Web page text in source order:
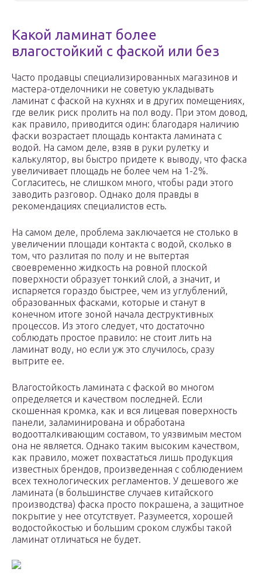
Какой ламинат более
влагостойкий с фаской или без
Часто продавцы специализированных магазинов и
мастера-отделочники не советую укладывать
ламинат с фаской на кухнях и в других помещениях,
где велик риск пролить на пол воду. При этом довод,
как правило, приводится один: благодаря наличию
фаски возрастает площадь контакта ламината с
водой. На самом деле, взяв в руки рулетку и
калькулятор, вы быстро придете к выводу, что фаска
увеличивает площадь не более чем на 1-2%.
Согласитесь, не слишком много, чтобы ради этого
заводить разговор. Однако доля правды в
рекомендациях специалистов есть.
На самом деле, проблема заключается не столько в
увеличении площади контакта с водой, сколько в
том, что разлитая по полу и не вытертая
своевременно жидкость на ровной плоской
поверхности образует тонкий слой, а значит, и
испаряется гораздо быстрее, чем из углублений,
образованных фасками, которые и станут в
конечном итоге зоной начала деструктивных
процессов. Из этого следует, что достаточно
соблюдать простое правило: не стоит лить на
ламинат воду, но если уж это случилось, сразу
вытрите ее.
Влагостойкость ламината с фаской во многом
определяется и качеством последней. Если
скошенная кромка, как и вся лицевая поверхность
панели, заламинирована и обработана
водоотталкивающим составом, то уязвимым местом
она не является. Однако таким высоким качеством,
как правило, может похвастаться лишь продукция
известных брендов, произведенная с соблюдением
всех технологических регламентов. У дешевого же
ламината (в большинстве случаев китайского
производства) фаска просто покрашена, а защитное
покрытие у нее отсутствует. Разумеется, хорошей
водостойкостью и большим сроком службы такой
ламинат отличаться не будет.